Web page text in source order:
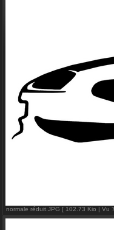
normale réduit.JPG [ 102.73 Kio | Vu